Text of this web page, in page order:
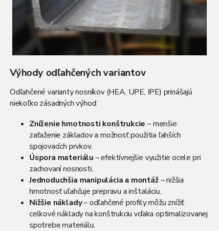
Výhody odľahčených variantov
Odľahčené varianty nosníkov (HEA, UPE, IPE) prinášajú
niekoľko zásadných výhod:
Zníženie hmotnosti konštrukcie – menšie
zaťaženie základov a možnosť použitia ľahších
spojovacích prvkov.
Úspora materiálu – efektívnejšie využitie ocele pri
zachovaní nosnosti.
Jednoduchšia manipulácia a montáž– nižšia
hmotnosť uľahčuje prepravu a inštaláciu.
Nižšie náklady– odľahčené profily môžu znížiť
celkové náklady na konštrukciu vďaka optimalizovanej
spotrebe materiálu.